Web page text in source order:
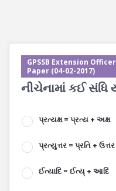
GPSSB Extension
Paper (04-02-2017)
નીચેનામાં કઈ સંધિ
પ્રત્યક્ષ = પ્રત્ય + અક્ષ
પ્રત્યુત્તર = પ્રતિ + ઉત્તર
ઈત્યાદિ = ઈત્ય્ + આદિ